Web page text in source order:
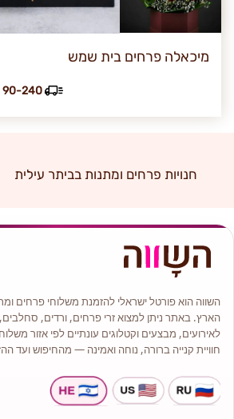
מיכאלה פרחים בית שמש
90-240 דק
חנויות פרחים ומתנות בביתר עילית
השווה הוא פורטל ישראלי להזמנת משלוחי פרחים
הארץ. באתר ניתן למצוא זרי פרחים, ורדים,
לאירועים, מבצעים וקטלוגים עונתיים לפי אזור
חוויית קנייה ברורה, נוחה ואמינה — מהחיפוש ועד